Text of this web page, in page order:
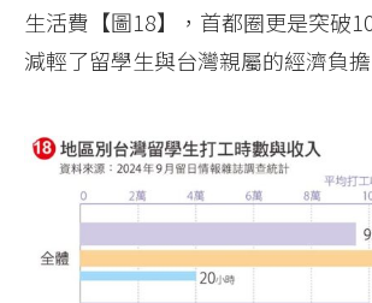
生活費【圖18】，首都圈更是突破
減輕了留學生與台灣親屬的經濟負擔